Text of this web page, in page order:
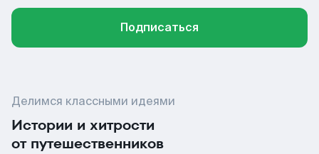
Подписаться
Делимся классными идеями
Истории и хитрости
от путешественников